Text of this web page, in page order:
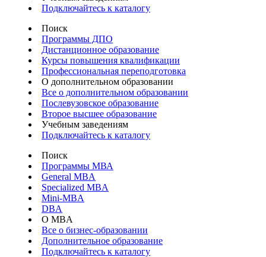
Подключайтесь к каталогу
Поиск
Программы ДПО
Дистанционное образование
Курсы повышения квалификации
Профессиональная переподготовка
О дополнительном образовании
Все о дополнительном образовании
Послевузовское образование
Второе высшее образование
Учебным заведениям
Подключайтесь к каталогу
Поиск
Программы МВА
General MBA
Specialized MBA
Mini-MBA
DBA
О MBA
Все о бизнес-образовании
Дополнительное образование
Подключайтесь к каталогу